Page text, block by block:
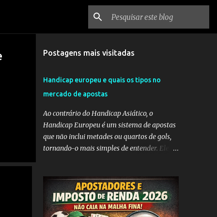
Postagens mais visitadas
Handicap europeu e quais os tipos no
mercado de apostas
Ao contrário do Handicap Asiático, o
Handicap Europeu é um sistema de apostas
que não inclui metades ou quartos de gols,
tornando-o mais simples de entender. Ele
gols da equipe favorita. A ideia por trás do
Handicap Europeu é equilibrar as
probabilidades de apostas em eventos